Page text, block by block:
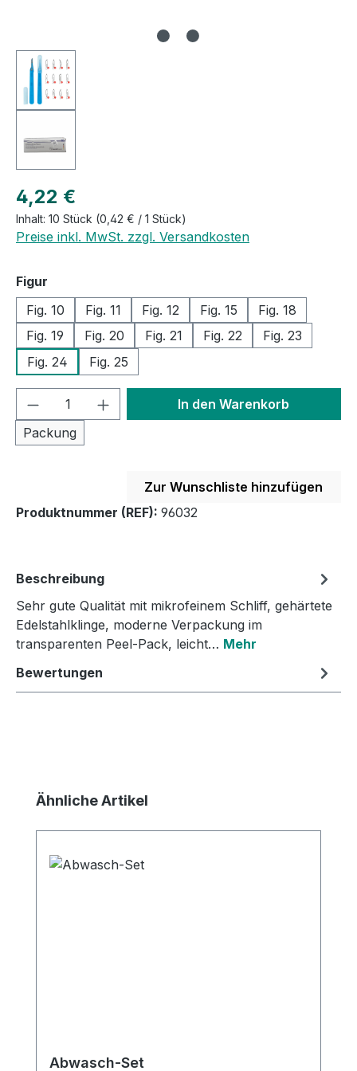
Regulärer Preis:
4,22 €
Inhalt: 10 Stück (0,42 € / 1 Stück)
Preise inkl. MwSt. zzgl. Versandkosten
Figur
Fig. 10
Fig. 11 Fig. 12 Fig. 15
Fig. 18
Fig. 19
Fig. 20 Fig. 21 Fig. 22
Fig. 23
Fig. 24
Fig. 25
Produkt Anzahl: Gib den
Packung
In den Warenkorb
Zur Wunschliste hinzufügen
Produktnummer (REF): 96032
Beschreibung
Sehr gute Qualität mit mikrofeinem Schliff, gehärtete
Edelstahlklinge, moderne Verpackung im
transparenten Peel-Pack, leicht… Mehr
Bewertungen
Produktgalerie überspringen
Ähnliche Artikel
Abwasch-Set